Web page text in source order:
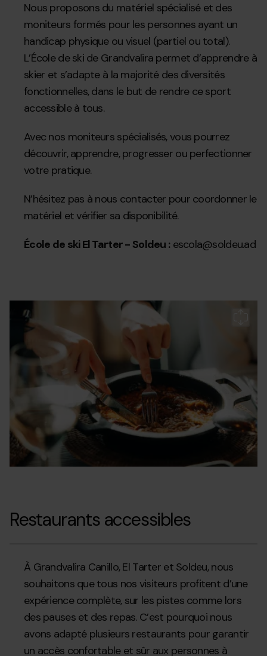
Nous proposons du matériel spécialisé et des
moniteurs formés pour les personnes ayant un
handicap physique ou visuel (partiel ou total).
L’École de ski de Grandvalira permet d’apprendre à
skier et s’adapte à la majorité des diversités
fonctionnelles, dans le but de rendre ce sport
accessible à tous.
Avec nos moniteurs spécialisés, vous pourrez
découvrir, apprendre, progresser ou perfectionner
votre pratique.
N’hésitez pas à nous contacter pour coordonner le
matériel et vérifier sa disponibilité.
École de ski El Tarter - Soldeu : escola@soldeu.ad
Restaurants accessibles
À Grandvalira Canillo, El Tarter et Soldeu, nous
souhaitons que tous nos visiteurs profitent d’une
expérience complète, sur les pistes comme lors
des pauses et des repas. C’est pourquoi nous
avons adapté plusieurs restaurants pour garantir
un accès confortable et sûr aux personnes à